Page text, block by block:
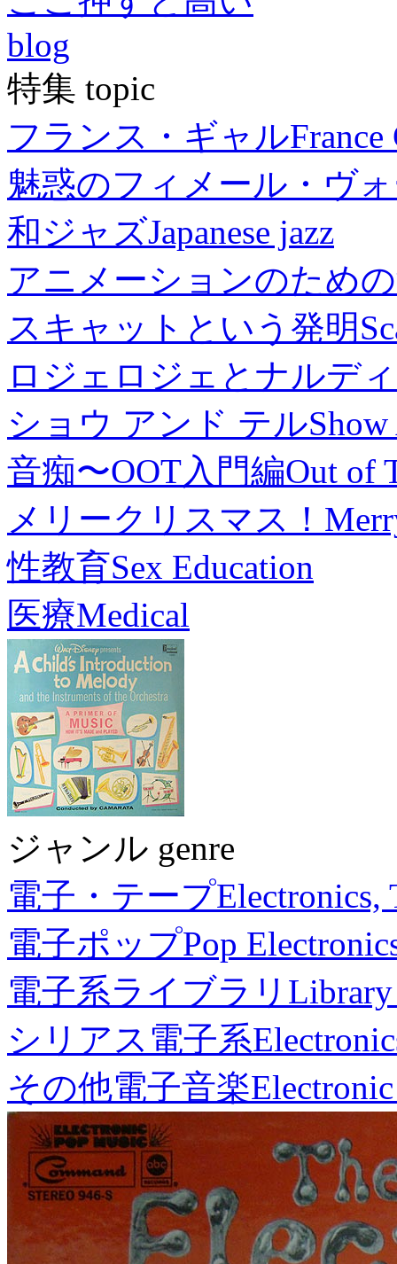
blog
特集 topic
フランス・ギャルFrance
魅惑のフィメール・ヴ
和ジャズJapanese jazz
アニメーションのため
スキャットという発明
ロジェロジェとナルデ
ショウ アンド テル
音痴〜OOT入門編Out of
メリークリスマス！
性教育Sex Education
医療Medical
ジャンル genre
電子・テープElectronics,
電子ポップPop
電子系ライブラリ
シリアス電子系
その他電子音楽